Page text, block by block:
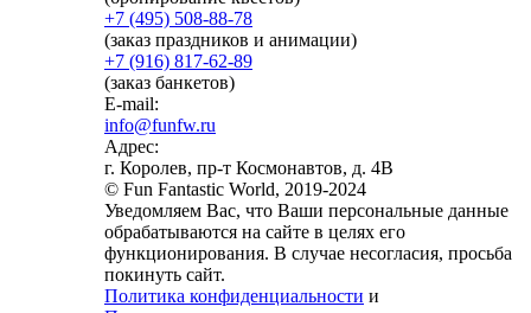
+7 (495) 508-88-78
(заказ праздников и анимации)
+7 (916) 817-62-89
(заказ банкетов)
E-mail:
info@funfw.ru
Адрес:
г. Королев, пр-т Космонавтов, д. 4В
© Fun Fantastic World, 2019-2024
Уведомляем Вас, что Ваши персональные данные
обрабатываются на сайте в целях его
функционирования. В случае несогласия, просьба
покинуть сайт.
Политика конфиденциальности и